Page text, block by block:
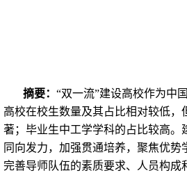
摘要：“双一流”建设高校作为中
高校在校生数量及其占比相对较低
著；毕业生中工学学科的占比较高。
同向发力，加强贯通培养，聚焦优
完善导师队伍的素质要求、人员构成